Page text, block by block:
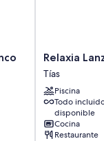
Relaxia
Lanzaplaya
Tías
Relaxia
Tías
Piscina
Todo
disponible
Cocina
Restaurante